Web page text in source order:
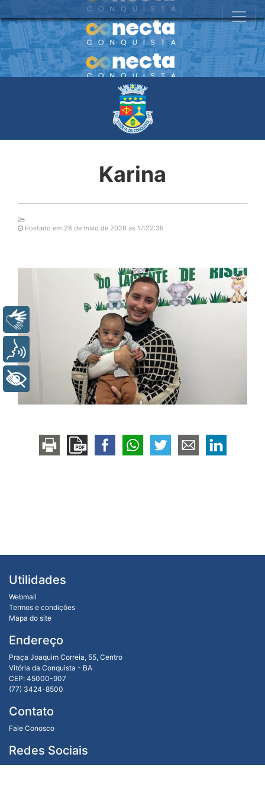
Karina
Postado em 28 de maio de 2026 as 17:22:39
Utilidades
Webmail
Termos e condições
Mapa do site
Endereço
Praça Joaquim Correia, 55, Centro
Vitória da Conquista - BA
CEP: 45000-907
(77) 3424-8500
Contato
Fale Conosco
Redes Sociais
+ Acessibilidade